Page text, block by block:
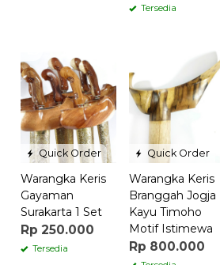
Tersedia
Quick Order
Warangka Keris
Gayaman
Surakarta 1 Set
Rp 250.000
Tersedia
Quick Order
Warangka Keris
Branggah Jogja
Kayu Timoho
Motif Istimewa
Rp 800.000